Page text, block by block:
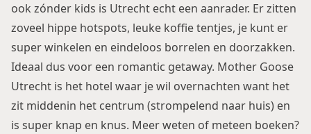
ook zónder kids is Utrecht echt een aanrader. Er zitten
zoveel hippe hotspots, leuke koffie tentjes, je kunt er
super winkelen en eindeloos borrelen en doorzakken.
Ideaal dus voor een romantic getaway. Mother Goose
Utrecht is het hotel waar je wil overnachten want het
zit middenin het centrum (strompelend naar huis) en
is super knap en knus. Meer weten of meteen boeken?